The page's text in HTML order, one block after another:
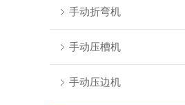
手动折弯机
手动压槽机
手动压边机